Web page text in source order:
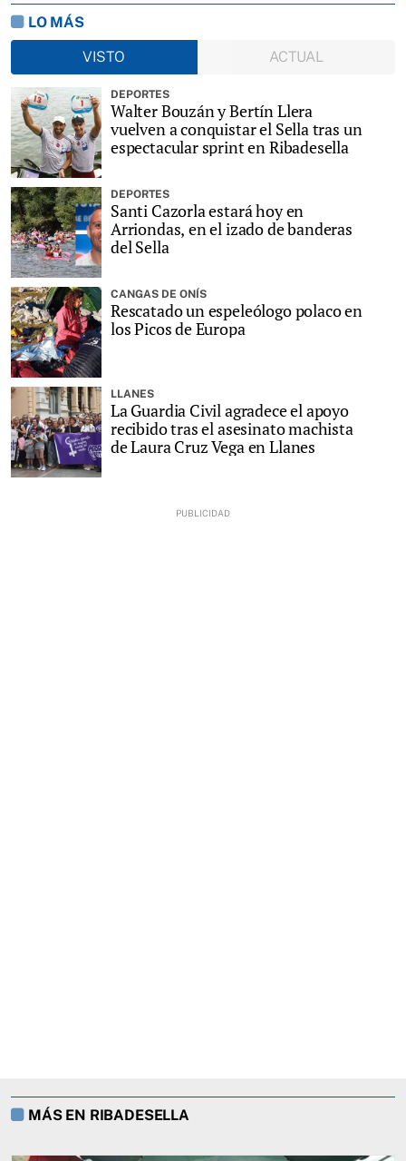
LO MÁS
VISTO
ACTUAL
DEPORTES
Walter Bouzán y Bertín Llera
vuelven a conquistar el Sella tras un
espectacular sprint en Ribadesella
DEPORTES
Santi Cazorla estará hoy en
Arriondas, en el izado de banderas
del Sella
CANGAS DE ONÍS
Rescatado un espeleólogo polaco en
los Picos de Europa
LLANES
La Guardia Civil agradece el apoyo
recibido tras el asesinato machista
de Laura Cruz Vega en Llanes
MÁS EN RIBADESELLA